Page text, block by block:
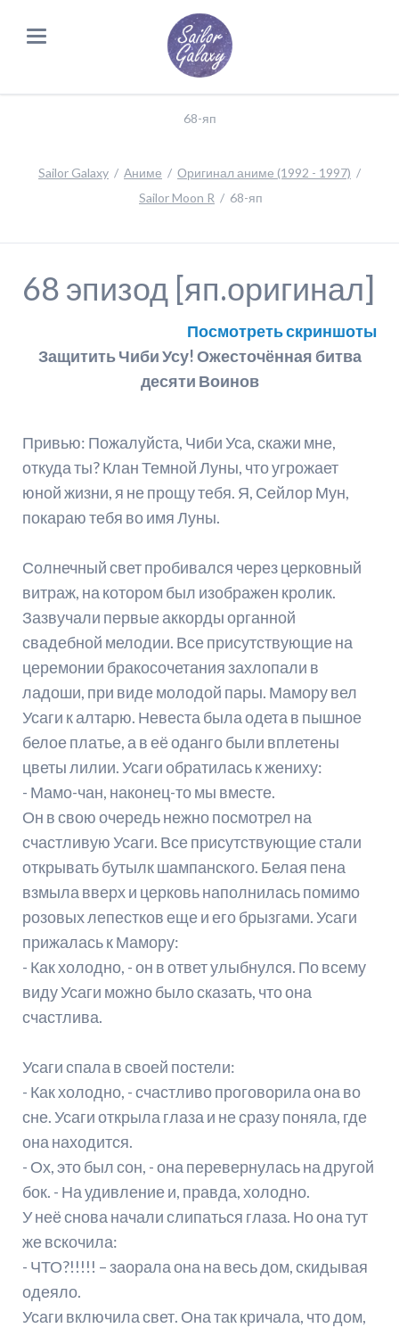
68-яп
Sailor Galaxy Аниме
Оригинал аниме (1992 - 1997)
Sailor Moon R
68-яп
68 эпизод [яп.оригинал]
Посмотреть скриншоты
Защитить Чиби Усу! Ожесточённая битва
десяти Воинов
Привью: Пожалуйста, Чиби Уса, скажи мне,
откуда ты? Клан Темной Луны, что угрожает
юной жизни, я не прощу тебя. Я, Сейлор Мун,
покараю тебя во имя Луны.
Солнечный свет пробивался через церковный
витраж, на котором был изображен кролик.
Зазвучали первые аккорды органной
свадебной мелодии. Все присутствующие на
церемонии бракосочетания захлопали в
ладоши, при виде молодой пары. Мамору вел
Усаги к алтарю. Невеста была одета в пышное
белое платье, а в её оданго были вплетены
цветы лилии. Усаги обратилась к жениху:
- Мамо-чан, наконец-то мы вместе.
Он в свою очередь нежно посмотрел на
счастливую Усаги. Все присутствующие стали
открывать бутылк шампанского. Белая пена
взмыла вверх и церковь наполнилась помимо
розовых лепестков еще и его брызгами. Усаги
прижалась к Мамору:
- Как холодно, - он в ответ улыбнулся. По всему
виду Усаги можно было сказать, что она
счастлива.
Усаги спала в своей постели:
- Как холодно, - счастливо проговорила она во
сне. Усаги открыла глаза и не сразу поняла, где
она находится.
- Ох, это был сон, - она перевернулась на другой
бок. - На удивление и, правда, холодно.
У неё снова начали слипаться глаза. Но она тут
же вскочила:
- ЧТО?!!!!! – заорала она на весь дом, скидывая
одеяло.
Усаги включила свет. Она так кричала, что дом,